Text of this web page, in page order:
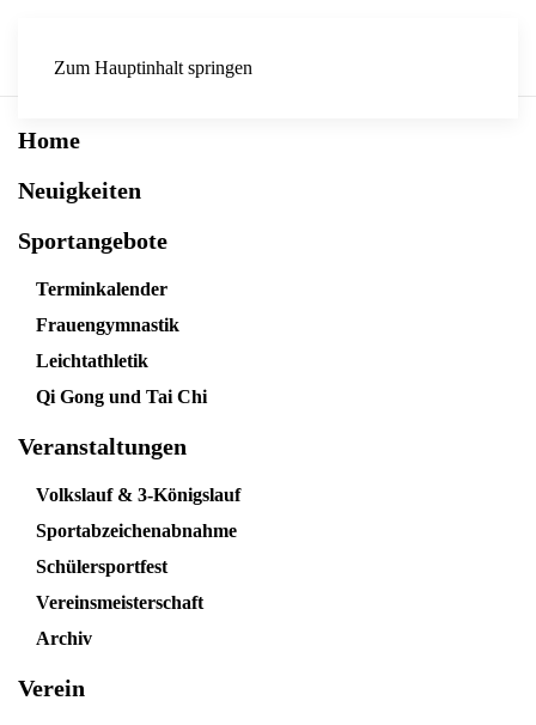
Zum Hauptinhalt springen
Home
Neuigkeiten
Sportangebote
Terminkalender
Frauengymnastik
Leichtathletik
Qi Gong und Tai Chi
Veranstaltungen
Volkslauf & 3-Königslauf
Sportabzeichenabnahme
Schülersportfest
Vereinsmeisterschaft
Archiv
Verein